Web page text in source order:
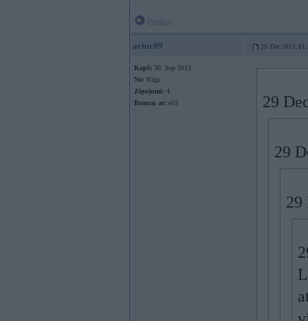
artur89 29. Dec 2013,
Kopš: 30. Sep 2013
No: Rīga
Ziņojumi: 4
Braucu ar: e53 29
29
29